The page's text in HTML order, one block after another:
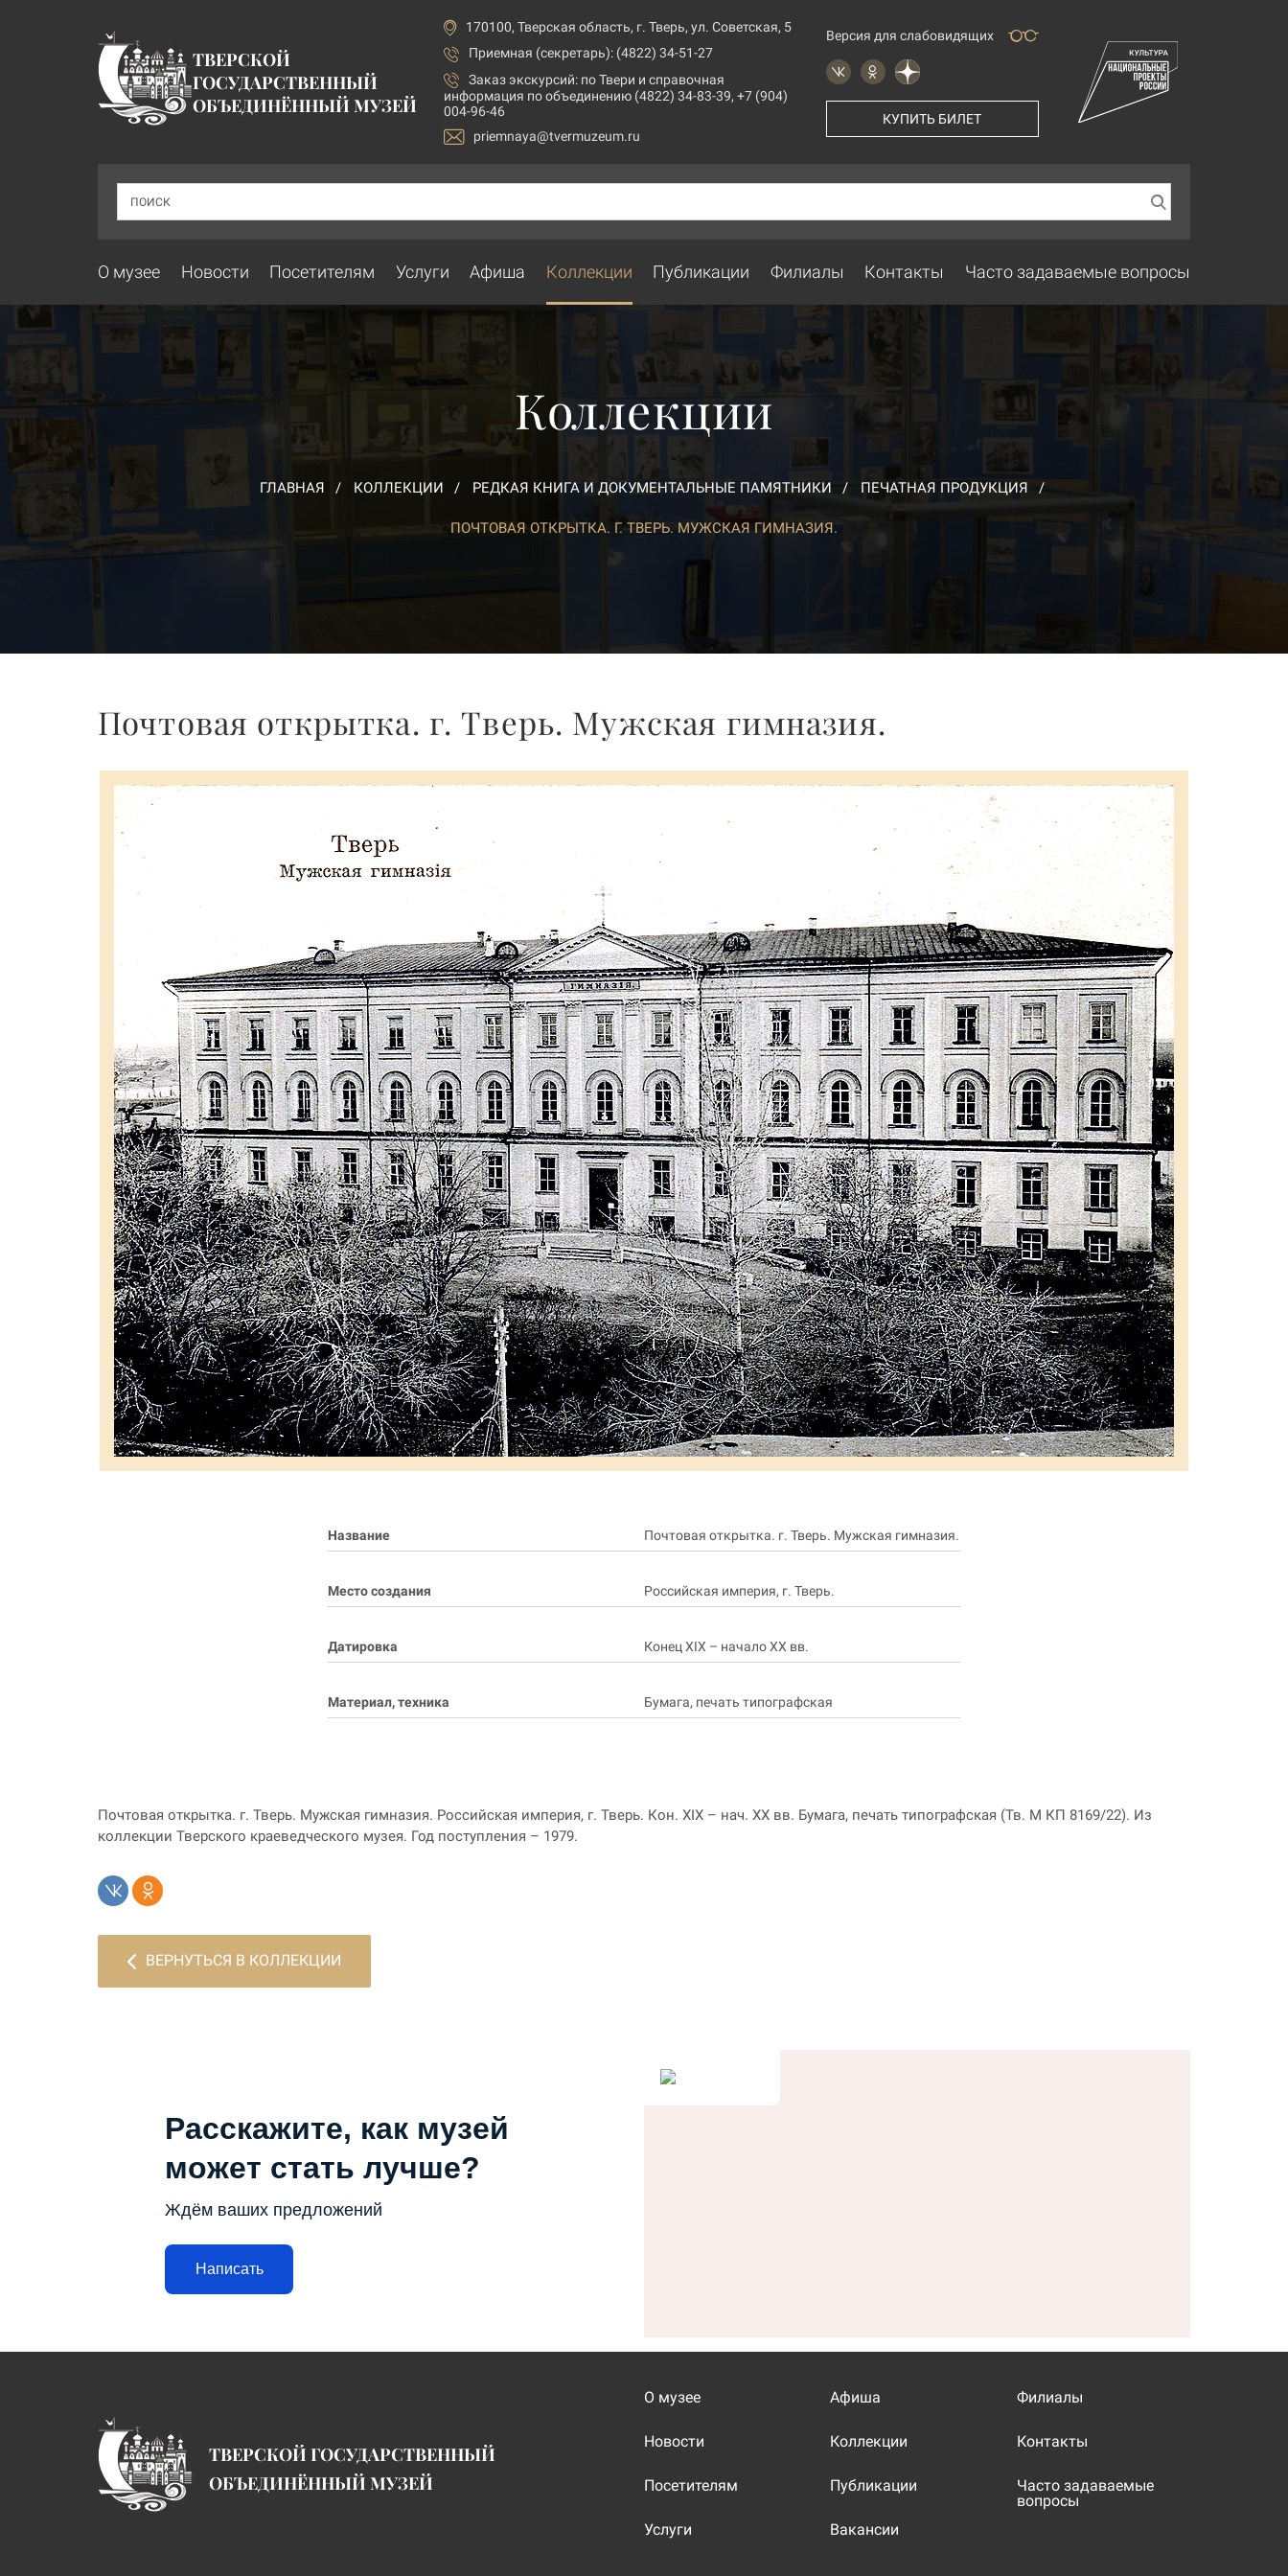
ТВЕРСКОЙ
ГОСУДАРСТВЕННЫЙ
ОБЪЕДИНЁННЫЙ МУЗЕЙ
170100, Тверская область, г. Тверь, ул. Советская, 5
Приемная (секретарь): (4822) 34-51-27
Заказ экскурсий: по Твери и справочная
информация по объединению (4822) 34-83-39, +7 (904)
004-96-46
priemnaya@tvermuzeum.ru
Версия для слабовидящих
КУПИТЬ БИЛЕТ
ПОИСК
О музее Новости Посетителям Услуги Афиша Коллекции Публикации Филиалы Контакты Часто задаваемые вопросы
Коллекции
ГЛАВНАЯ КОЛЛЕКЦИИ РЕДКАЯ КНИГА И ДОКУМЕНТАЛЬНЫЕ ПАМЯТНИКИ ПЕЧАТНАЯ ПРОДУКЦИЯ
ПОЧТОВАЯ ОТКРЫТКА. Г. ТВЕРЬ. МУЖСКАЯ ГИМНАЗИЯ.
Почтовая открытка. г. Тверь. Мужская гимназия.
Название Почтовая открытка. г. Тверь. Мужская гимназия.
Место создания Российская империя, г. Тверь.
Датировка Конец XIX – начало ХХ вв.
Материал, техника Бумага, печать типографская
Почтовая открытка. г. Тверь. Мужская гимназия. Российская империя, г. Тверь. Кон. XIX – нач. ХХ вв. Бумага, печать типографская (Тв. М КП 8169/22). Из
коллекции Тверского краеведческого музея. Год поступления – 1979.
ВЕРНУТЬСЯ В КОЛЛЕКЦИИ
Расскажите, как музей
может стать лучше?
Ждём ваших предложений
Написать
ТВЕРСКОЙ ГОСУДАРСТВЕННЫЙ
ОБЪЕДИНЁННЫЙ МУЗЕЙ
О музее
Новости
Посетителям
Услуги
Афиша
Коллекции
Публикации
Вакансии
Филиалы
Контакты
Часто задаваемые
вопросы